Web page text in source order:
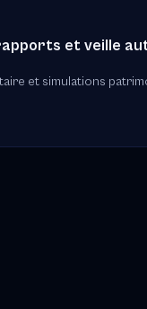
et veille
et simulations